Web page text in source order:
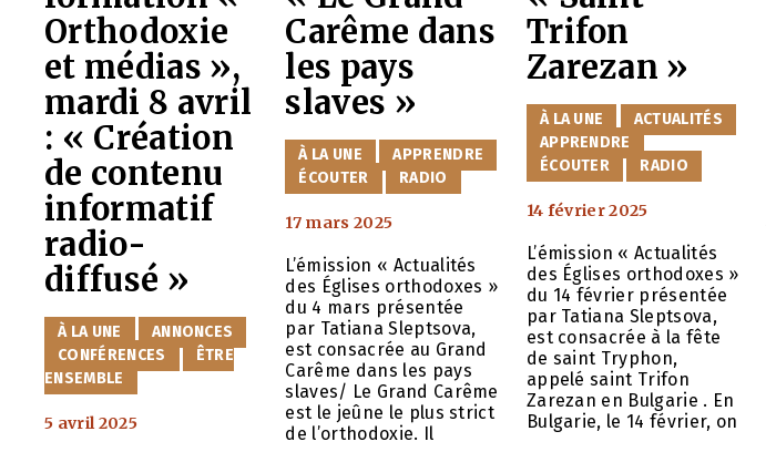
Orthodoxie
et médias »,
mardi 8 avril
: « Création
de contenu
informatif
radio-
diffusé »
CATÉGORIES
À LA UNE
ANNONCES
CONFÉRENCES
ÊTRE
ENSEMBLE
5 avril 2025
Carême dans
les pays
slaves »
CATÉGORIES
À LA UNE
APPRENDRE
ÉCOUTER
RADIO
17 mars 2025
L’émission « Actualités
des Églises orthodoxes »
du 4 mars présentée
par Tatiana Sleptsova,
est consacrée au Grand
Carême dans les pays
slaves/ Le Grand Carême
est le jeûne le plus strict
de l’orthodoxie. Il
Trifon
Zarezan »
CATÉGORIES
À LA UNE
ACTUALITÉS
APPRENDRE
ÉCOUTER
RADIO
14 février 2025
L’émission « Actualités
des Églises orthodoxes »
du 14 février présentée
par Tatiana Sleptsova,
est consacrée à la fête
de saint Tryphon,
appelé saint Trifon
Zarezan en Bulgarie . En
Bulgarie, le 14 février, on